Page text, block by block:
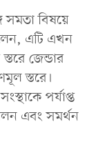
সমতা বিষয়ে
এটি এখন
জেন্ডার
স্তরে।
পর্যাপ্ত
এবং সমর্থন